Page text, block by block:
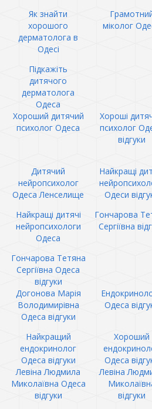
Як знайти
хорошого
дерматолога в
Одесі
міколог
Підкажіть
дитячого
дерматолога
Одеса
Хороший дитячий
психолог Одеса
Хороші
психолог
відгуки
Дитячий
нейропсихолог
Одеса Ленселище
Найкращі
Одеси
Найкращі дитячі
нейропсихологи
Одеса
Гончарова
Сергіївна
Гончарова Тетяна
Сергіївна Одеса
відгуки
Догонова Марія
Володимирівна
Одеса відгуки
Одеса
Найкращий
ендокринолог
Одеса відгуки
Хороший
Одеса
Левіна Людмила
Миколаївна Одеса
відгуки
Левіна
відгуки